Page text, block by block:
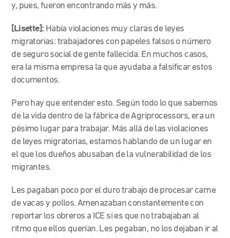
y, pues, fueron encontrando más y más.
[Lisette]: Había violaciones muy claras de leyes
migratorias: trabajadores con papeles falsos o número
de seguro social de gente fallecida. En muchos casos,
era la misma empresa la que ayudaba a falsificar estos
documentos.
Pero hay que entender esto. Según todo lo que sabemos
de la vida dentro de la fábrica de Agriprocessors, era un
pésimo lugar para trabajar. Más allá de las violaciones
de leyes migratorias, estamos hablando de un lugar en
el que los dueños abusaban de la vulnerabilidad de los
migrantes.
Les pagaban poco por el duro trabajo de procesar carne
de vacas y pollos. Amenazaban constantemente con
reportar los obreros a ICE si es que no trabajaban al
ritmo que ellos querían. Les pegaban, no los dejaban ir al